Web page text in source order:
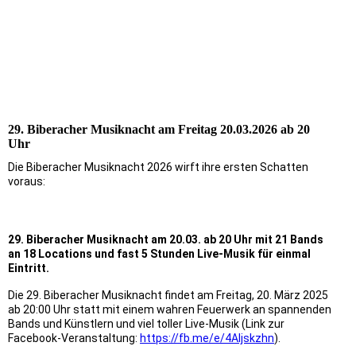
29. Biberacher Musiknacht am Freitag 20.03.2026 ab 20
Uhr
Die Biberacher Musiknacht 2026 wirft ihre ersten Schatten
voraus:
29. Biberacher Musiknacht am 20.03. ab 20 Uhr mit 21 Bands
an 18 Locations und fast 5 Stunden Live-Musik für einmal
Eintritt.
Die 29. Biberacher Musiknacht findet am Freitag, 20. März 2025
ab 20:00 Uhr statt mit einem wahren Feuerwerk an spannenden
Bands und Künstlern und viel toller Live-Musik (Link zur
Facebook-Veranstaltung: https://fb.me/e/4Aljskzhn).